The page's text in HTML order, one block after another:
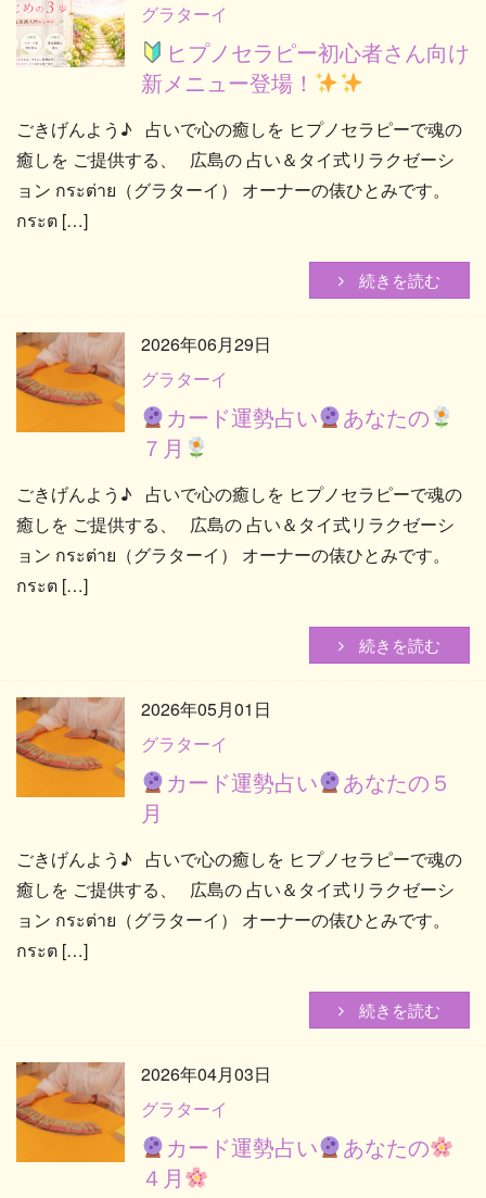
営業
ヒプノセラピー初心者さん向け
新メニュー登場！
グラターイ
ごきげんよう♪ 占いで心の癒しを ヒプノセラピーで魂の
癒しを ご提供する、 広島の 占い＆タイ式リラクゼーシ
ョン กระต่าย（グラターイ） オーナーの俵ひとみです。
กระต […]
続きを読む
カード運勢占い
あなたの
７月
2026年06月29日
グラターイ
ごきげんよう♪ 占いで心の癒しを ヒプノセラピーで魂の
癒しを ご提供する、 広島の 占い＆タイ式リラクゼーシ
ョン กระต่าย（グラターイ） オーナーの俵ひとみです。
กระต […]
続きを読む
カード運勢占い
あなたの５
月
2026年05月01日
グラターイ
ごきげんよう♪ 占いで心の癒しを ヒプノセラピーで魂の
癒しを ご提供する、 広島の 占い＆タイ式リラクゼーシ
ョン กระต่าย（グラターイ） オーナーの俵ひとみです。
กระต […]
続きを読む
カード運勢占い
あなたの
４月
2026年04月03日
グラターイ